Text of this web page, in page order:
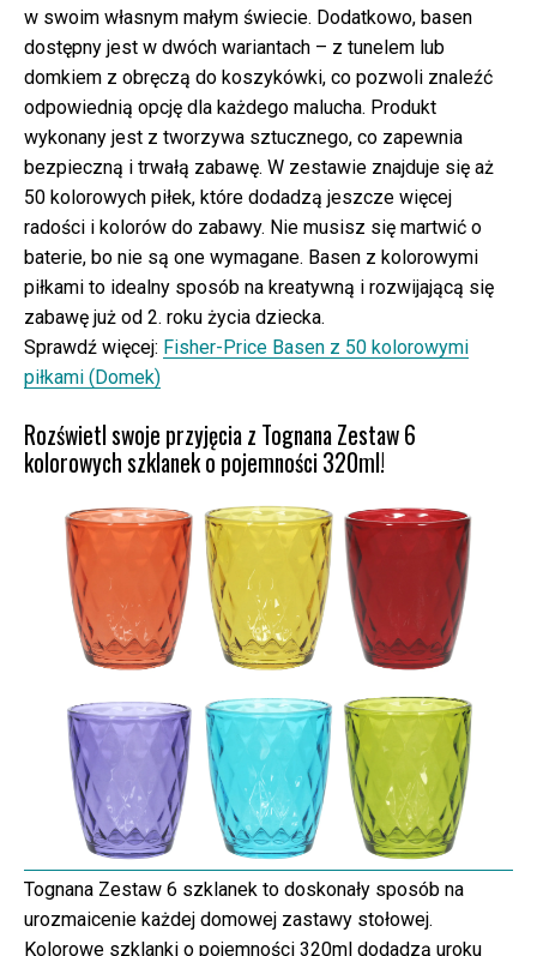
w swoim własnym małym świecie. Dodatkowo, basen
dostępny jest w dwóch wariantach – z tunelem lub
domkiem z obręczą do koszykówki, co pozwoli znaleźć
odpowiednią opcję dla każdego malucha. Produkt
wykonany jest z tworzywa sztucznego, co zapewnia
bezpieczną i trwałą zabawę. W zestawie znajduje się aż
50 kolorowych piłek, które dodadzą jeszcze więcej
radości i kolorów do zabawy. Nie musisz się martwić o
baterie, bo nie są one wymagane. Basen z kolorowymi
piłkami to idealny sposób na kreatywną i rozwijającą się
zabawę już od 2. roku życia dziecka.
Sprawdź więcej: Fisher-Price Basen z 50 kolorowymi
piłkami (Domek)
Rozświetl swoje przyjęcia z Tognana Zestaw 6
kolorowych szklanek o pojemności 320ml!
Tognana Zestaw 6 szklanek to doskonały sposób na
urozmaicenie każdej domowej zastawy stołowej.
Kolorowe szklanki o pojemności 320ml dodadzą uroku